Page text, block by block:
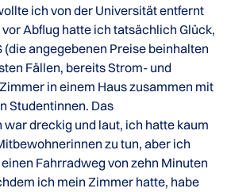
ich von der Universität entfernt
Abflug hatte ich tatsächlich Glück,
(die angegebenen Preise beinhalten
Fällen, bereits Strom- und
in einem Haus zusammen mit
Studentinnen. Das
dreckig und laut, ich hatte kaum
zu tun, aber ich
Fahrradweg von zehn Minuten
ich mein Zimmer hatte, habe